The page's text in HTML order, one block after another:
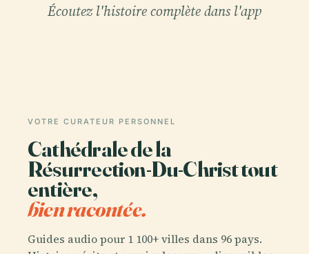
Écoutez l'histoire complète dans l'app
VOTRE CURATEUR PERSONNEL
Cathédrale de la
Résurrection-Du-Christ tout
entière,
bien racontée.
Guides audio pour 1 100+ villes dans 96 pays.